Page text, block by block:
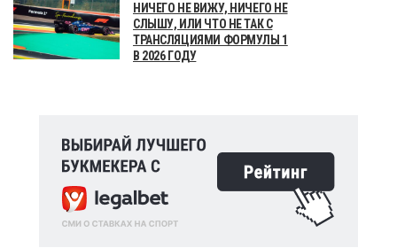
НИЧЕГО НЕ ВИЖУ, НИЧЕГО НЕ
СЛЫШУ, ИЛИ ЧТО НЕ ТАК С
ТРАНСЛЯЦИЯМИ ФОРМУЛЫ 1
В 2026 ГОДУ